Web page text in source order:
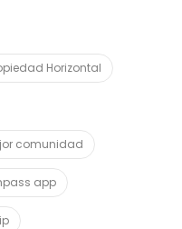
Horizontal
comunidad
app